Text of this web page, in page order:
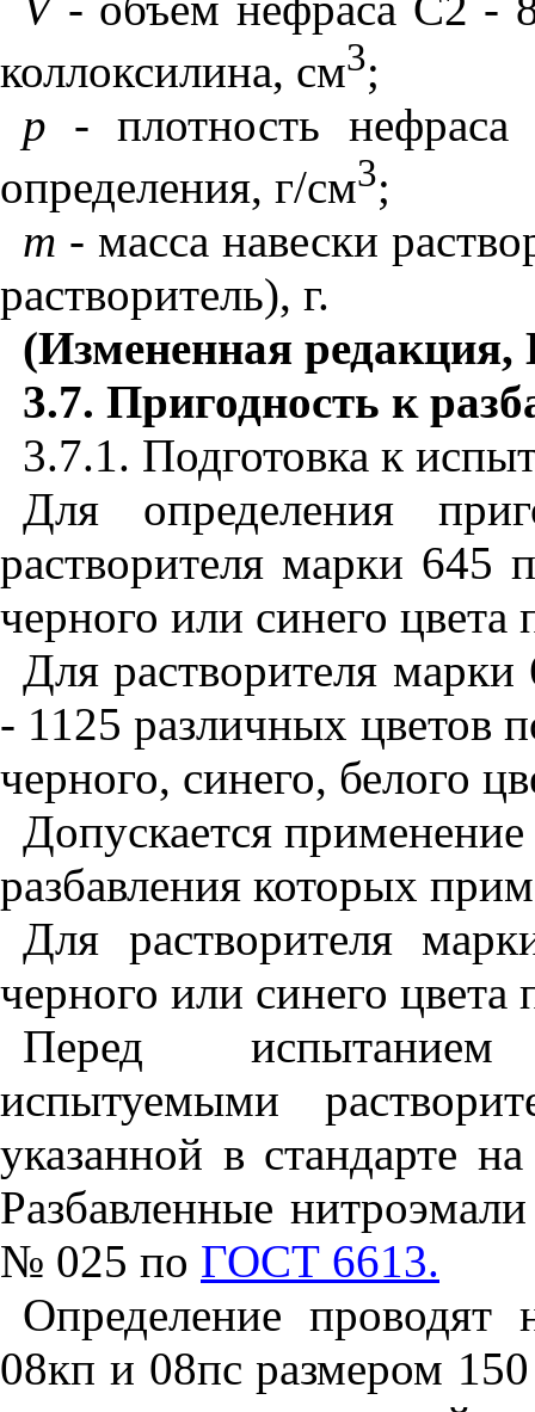
коллоксилина, см3;
р - плотность
определения, г/см3;
m - масса навески
растворитель), г.
(Измененная
3.7. Пригодность к
3.7.1. Подготовка к
Для определения
растворителя марки
черного или синего
Для растворителя
- 1125 различных
черного, синего, белого
Допускается
разбавления которых
Для растворителя
черного или синего
Перед испытанием
испытуемыми
указанной в стандарте
Разбавленные
№ 025 по ГОСТ 6613.
Определение проводят
08кп и 08пс размером